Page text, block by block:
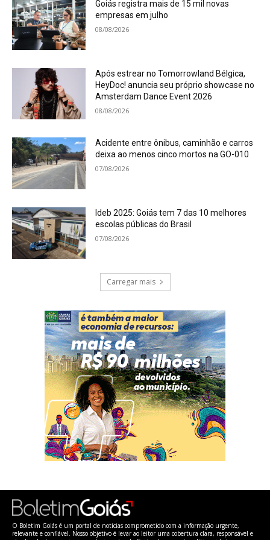
Goiás registra mais de 15 mil novas
empresas em julho
08/08/2026
Após estrear no Tomorrowland Bélgica,
HeyDoc! anuncia seu próprio showcase no
Amsterdam Dance Event 2026
08/08/2026
Acidente entre ônibus, caminhão e carros
deixa ao menos cinco mortos na GO-010
07/08/2026
Ideb 2025: Goiás tem 7 das 10 melhores
escolas públicas do Brasil
07/08/2026
Carregar mais
O Boletim Goiás é um portal de notícias comprometido com a informação urgente,
relevante e confiável. Nosso objetivo é levar ao leitor uma cobertura clara, responsável e